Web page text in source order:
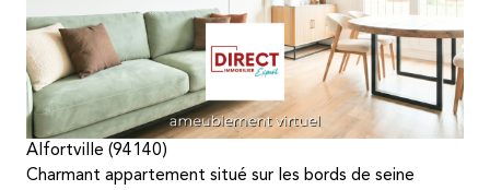
Alfortville (94140)
Charmant appartement situé sur les bords de seine